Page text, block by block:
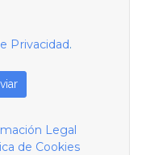
Privacidad.
Legal
de Cookies